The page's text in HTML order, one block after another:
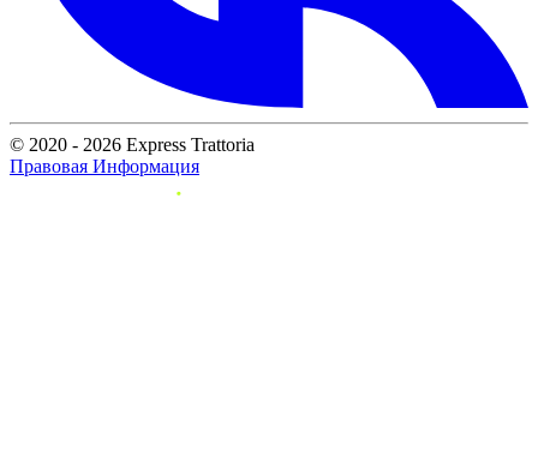
© 2020 - 2026 Express Trattoria
Правовая Информация